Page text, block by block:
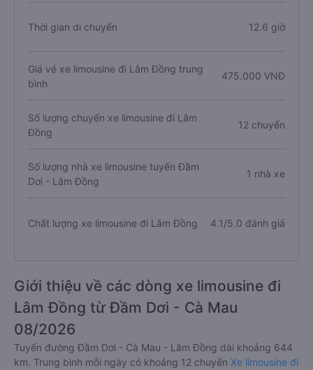
Thời gian di chuyển 12.6 giờ
Giá vé xe limousine đi Lâm Đồng trung
bình
475.000 VNĐ
Số lượng chuyến xe limousine đi Lâm
Đồng
12 chuyến
Số lượng nhà xe limousine tuyến Đầm
Dơi - Lâm Đồng
1 nhà xe
Chất lượng xe limousine đi Lâm Đồng 4.1/5.0 đánh giá
Giới thiệu về các dòng xe limousine đi
Lâm Đồng từ Đầm Dơi - Cà Mau
08/2026
Tuyến đường Đầm Dơi - Cà Mau - Lâm Đồng dài khoảng 644
km. Trung bình mỗi ngày có khoảng 12 chuyến Xe limousine đi